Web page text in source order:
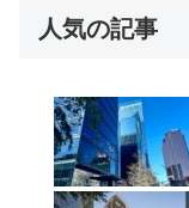
人気の記事